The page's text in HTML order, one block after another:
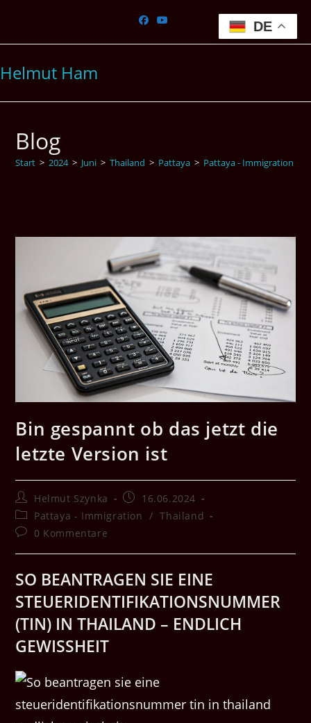
springen
Helmut Ham
Blog
Start > 2024 > Juni > Thailand > Pattaya > Pattaya - Immigration
Bin gespannt ob das jetzt die
letzte Version ist
Beitrags-
Autor:
Helmut Szynka
Beitrag
veröffentlicht:
16.06.2024
Beitrags-
Kategorie:
Pattaya - Immigration / Thailand
Beitrags-
0 Kommentare
SO BEANTRAGEN SIE EINE
STEUERIDENTIFIKATIONSNUMMER
(TIN) IN THAILAND – ENDLICH
GEWISSHEIT
DE